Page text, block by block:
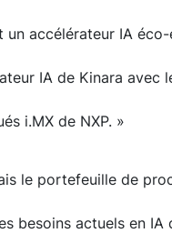
un accélérateur IA
IA de Kinara avec
i.MX de NXP. »
le portefeuille de
besoins actuels en